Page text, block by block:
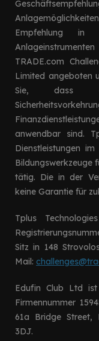
Empfehlung
TRADE.com
Limited angeboten
Sie, dass
anwendbar sind.
Dienstleistungen
Bildungswerkzeuge
tätig. Die in der
keine Garantie für
Tplus
Sitz in 148
Mail:
Edufin Club Ltd
Firmennummer
61a Bridge Street,
3DJ.